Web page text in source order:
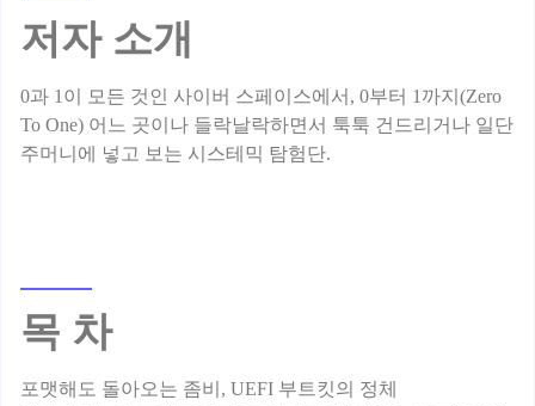
저자 소개
0과 1이 모든 것인 사이버 스페이스에서, 0부터 1까지(Zero
To One) 어느 곳이나 들락날락하면서 툭툭 건드리거나 일단
목 차
포맷해도 돌아오는 좀비, UEFI 부트킷의 정체